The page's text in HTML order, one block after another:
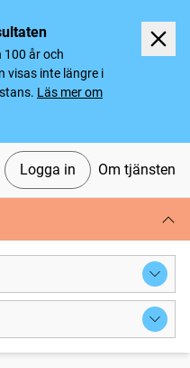
100 år och
visas inte längre i
Läs mer om
Logga in Om tjänsten